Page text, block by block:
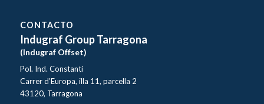
CONTACTO
Indugraf Group Tarragona
(Indugraf Offset)
Pol. Ind. Constantí
Carrer d’Europa, illa 11, parcella 2
43120, Tarragona